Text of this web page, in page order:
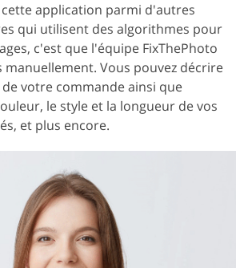
application parmi d'autres
qui utilisent des algorithmes pour
c'est que l'équipe FixThePhoto
manuellement. Vous pouvez décrire
votre commande ainsi que
le style et la longueur de vos
et plus encore.